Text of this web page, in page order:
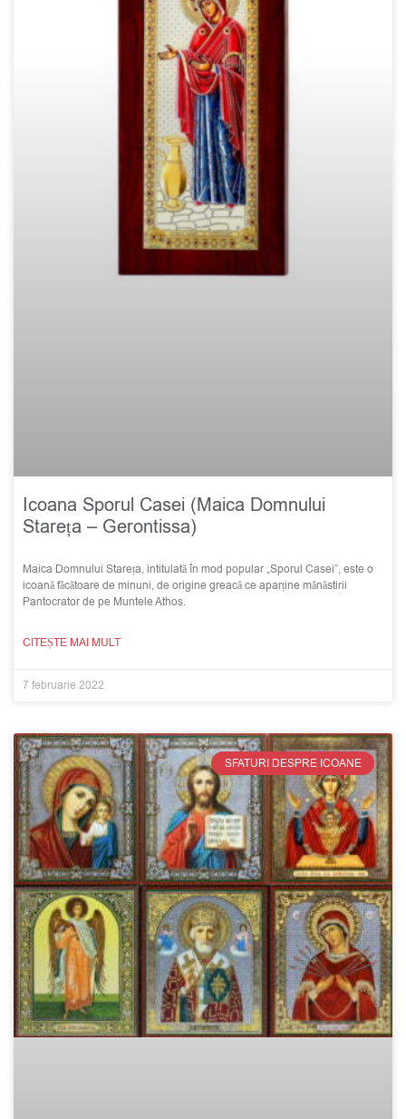
Icoana Sporul Casei (Maica Domnului
Stareța – Gerontissa)
Maica Domnului Stareța, intitulată în mod popular „Sporul Casei”, este o
icoană făcătoare de minuni, de origine greacă ce aparține mănăstirii
Pantocrator de pe Muntele Athos.
CITEȘTE MAI MULT
7 februarie 2022
SFATURI DESPRE ICOANE